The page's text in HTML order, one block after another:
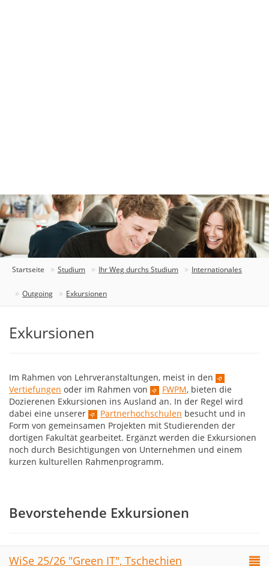
Startseite Studium Ihr Weg durchs Studium Internationales
Outgoing Exkursionen
Exkursionen
Im Rahmen von Lehrveranstaltungen, meist in den
Vertiefungen oder im Rahmen von FWPM, bieten die
Dozierenen Exkursionen ins Ausland an. In der Regel wird
dabei eine unserer
Partnerhochschulen besucht und in
Form von gemeinsamen Projekten mit Studierenden der
dortigen Fakultät gearbeitet. Ergänzt werden die Exkursionen
noch durch Besichtigungen von Unternehmen und einem
kurzen kulturellen Rahmenprogramm.
Bevorstehende Exkursionen
WiSe 25/26 "Green IT", Tschechien